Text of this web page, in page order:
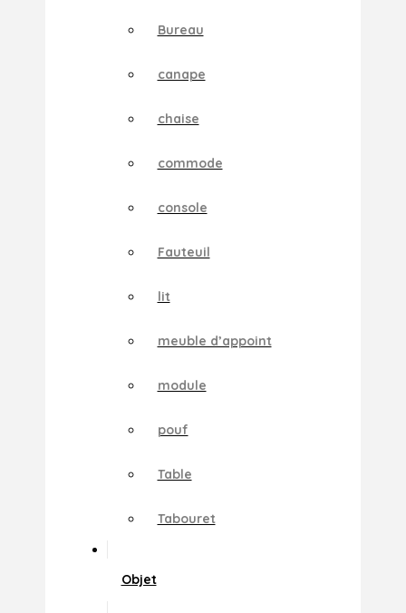
Bureau
canape
chaise
commode
console
Fauteuil
lit
meuble d’appoint
module
pouf
Table
Tabouret
Objet